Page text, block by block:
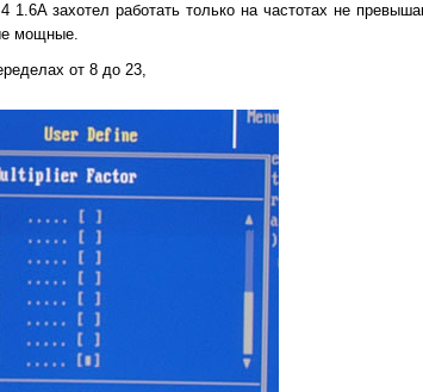
1.6A захотел работать только на частотах не
мощные.
от 8 до 23,